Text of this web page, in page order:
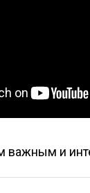
важным и